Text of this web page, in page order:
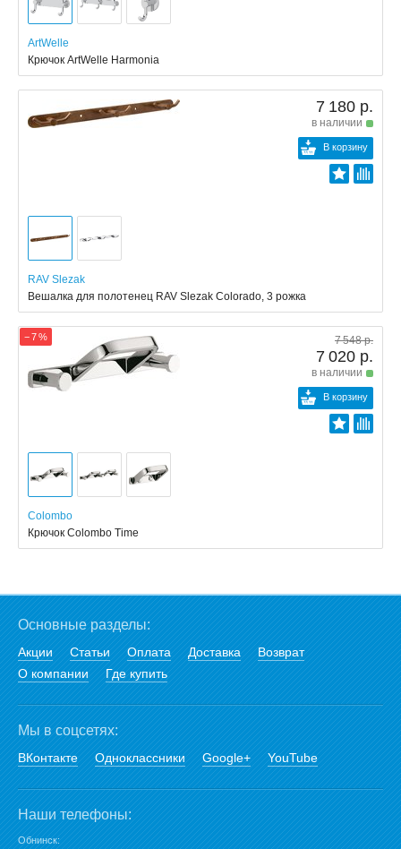
ArtWelle
Крючок ArtWelle Harmonia
7 180 р.
в наличии
В корзину
RAV Slezak
Вешалка для полотенец RAV Slezak Colorado, 3 рожка
− 7 % 7 548 р.
7 020 р.
в наличии
В корзину
Colombo
Крючок Colombo Time
Основные разделы:
Акции Статьи Оплата Доставка
Возврат
О компании
Где купить
Мы в соцсетях:
ВКонтакте Одноклассники Google+ YouTube
Наши телефоны:
Обнинск: